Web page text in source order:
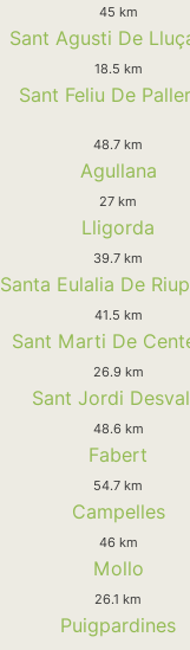
45 km
Sant Agusti De
18.5 km
Sant Feliu De
48.7 km
Agullana
27 km
Lligorda
39.7 km
Santa Eulalia De
41.5 km
Sant Marti De
26.9 km
Sant Jordi
48.6 km
Fabert
54.7 km
Campelles
46 km
Mollo
26.1 km
Puigpardines